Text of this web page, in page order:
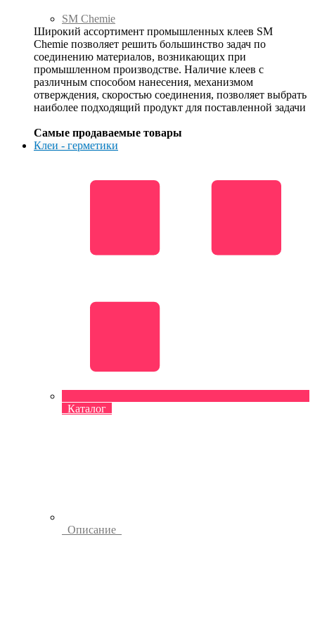
SM Chemie
Широкий ассортимент промышленных клеев SM
Chemie позволяет решить большинство задач по
соединению материалов, возникающих при
промышленном производстве. Наличие клеев с
различным способом нанесения, механизмом
отверждения, скоростью соединения, позволяет выбрать
наиболее подходящий продукт для поставленной задачи
Самые продаваемые товары
Клеи - герметики
Каталог
Описание